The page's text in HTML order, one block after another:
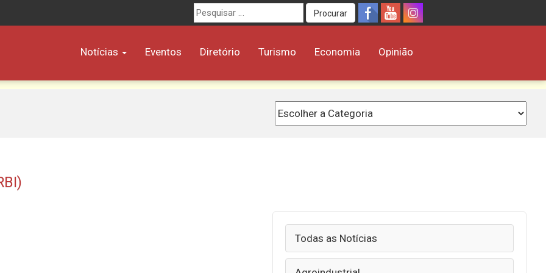
Procurar
por:
Procurar
Notícias Eventos Diretório Turismo Economia Opinião
Todas as Notícias